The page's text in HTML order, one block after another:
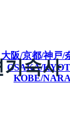
大阪/京都/神戸/
OSAKA/
KOBE/NARA
기숙사